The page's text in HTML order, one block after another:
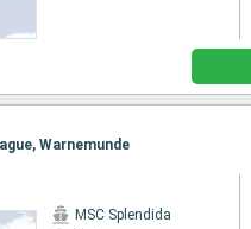
Warnemunde
MSC Splendida